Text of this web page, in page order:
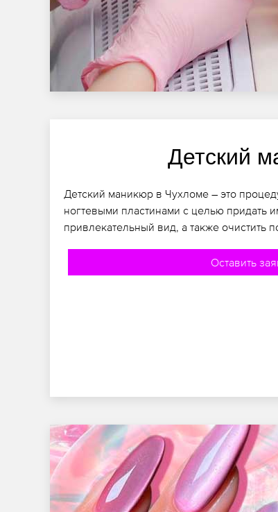
Детский
Детский маникюр в Чухломе – это
ногтевыми пластинами с целью придать
привлекательный вид, а также очистить
Оставить